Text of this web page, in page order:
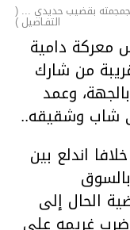
بقضيب حديدي ... (
التفـاصيل )
معركة دامية
من شارك
وعمد
شاب وشقيقه..
اندلع بين
الحال إلى
غريمه على